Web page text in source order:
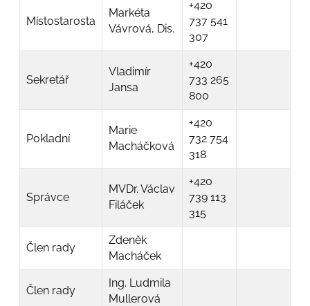
Místostarosta
Markéta
Vávrová, Dis.
+420
737 541
307
Sekretář
Vladimír
Jansa
+420
733 265
800
Pokladní
Marie
Macháčková
+420
732 754
318
Správce
MVDr. Václav
Filáček
+420
739 113
315
Člen rady
Zdeněk
Macháček
Člen rady
Ing. Ludmila
Mullerová